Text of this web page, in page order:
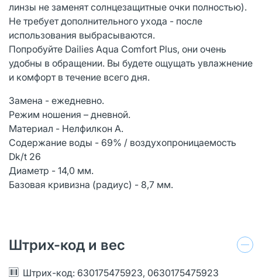
линзы не заменят солнцезащитные очки полностью).
Не требует дополнительного ухода - после
использования выбрасываются.
Попробуйте Dailies Aqua Comfort Plus, они очень
удобны в обращении. Вы будете ощущать увлажнение
и комфорт в течение всего дня.
Замена - ежедневно.
Режим ношения – дневной.
Материал - Нелфилкон A.
Содержание воды - 69% / воздухопроницаемость
Dk/t 26
Диаметр - 14,0 мм.
Базовая кривизна (радиус) - 8,7 мм.
Штрих-код и вес
Штрих-код: 630175475923, 0630175475923